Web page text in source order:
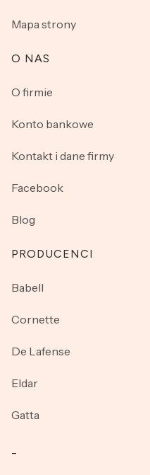
Mapa strony
O NAS
O firmie
Konto bankowe
Kontakt i dane firmy
Facebook
Blog
PRODUCENCI
Babell
Cornette
De Lafense
Eldar
Gatta